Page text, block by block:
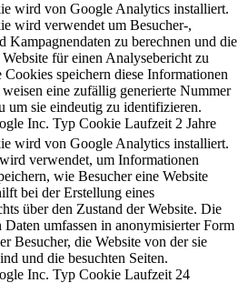
wird von Google Analytics installiert.
wird verwendet um Besucher-,
Kampagnendaten zu berechnen und die
für einen Analysebericht zu
Cookies speichern diese Informationen
eine zufällig generierte Nummer
um sie eindeutig zu identifizieren.
Inc. Typ Cookie Laufzeit 2 Jahre
wird von Google Analytics installiert.
verwendet, um Informationen
wie Besucher eine Website
bei der Erstellung eines
über den Zustand der Website. Die
Daten umfassen in anonymisierter Form
Besucher, die Website von der sie
und die besuchten Seiten.
Inc. Typ Cookie Laufzeit 24